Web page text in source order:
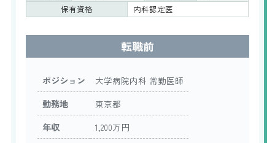
保有資格
内科認定医
転職前
ポジション 大学病院内科 常勤医師
勤務地 東京都
年収 1,200万円